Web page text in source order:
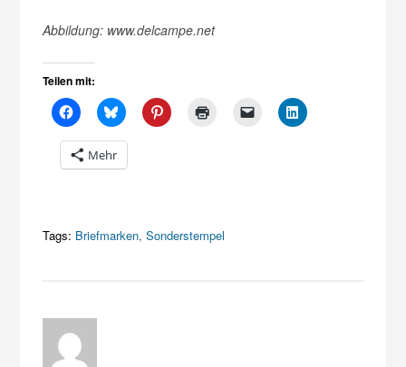
Abbildung: www.delcampe.net
Teilen mit:
Mehr
Tags: Briefmarken,Sonderstempel